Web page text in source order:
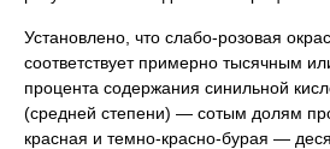
Установлено, что слабо-розовая
соответствует примерно тысячным
процента содержания синильной
(средней степени) — сотым долям
красная и темно-красно-бурая —